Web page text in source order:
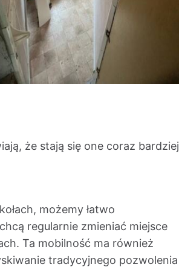
że stają się one coraz bardziej
możemy łatwo
regularnie zmieniać miejsce
Ta mobilność ma również
tradycyjnego pozwolenia